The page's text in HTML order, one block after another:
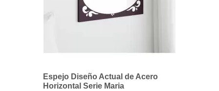
Espejo Diseño Actual de Acero
Horizontal Serie Maria